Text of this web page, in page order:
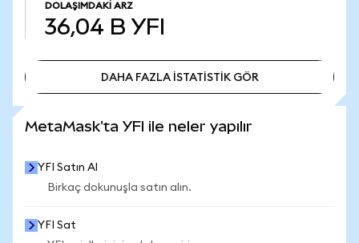
DOLAŞIMDAKI ARZ
36,04 B YFI
DAHA FAZLA İSTATİSTİK GÖR
MetaMask'ta YFI ile neler yapılır
YFI Satın Al
Birkaç dokunuşla satın alın.
YFI Sat